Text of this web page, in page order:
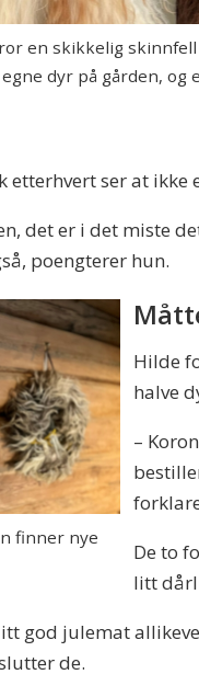
en skikkelig
dyr på gården, og
etterhvert ser at
det er i det miste
poengterer hun.
finner nye
Hilde
halve
–
De to
litt
god julemat
de.